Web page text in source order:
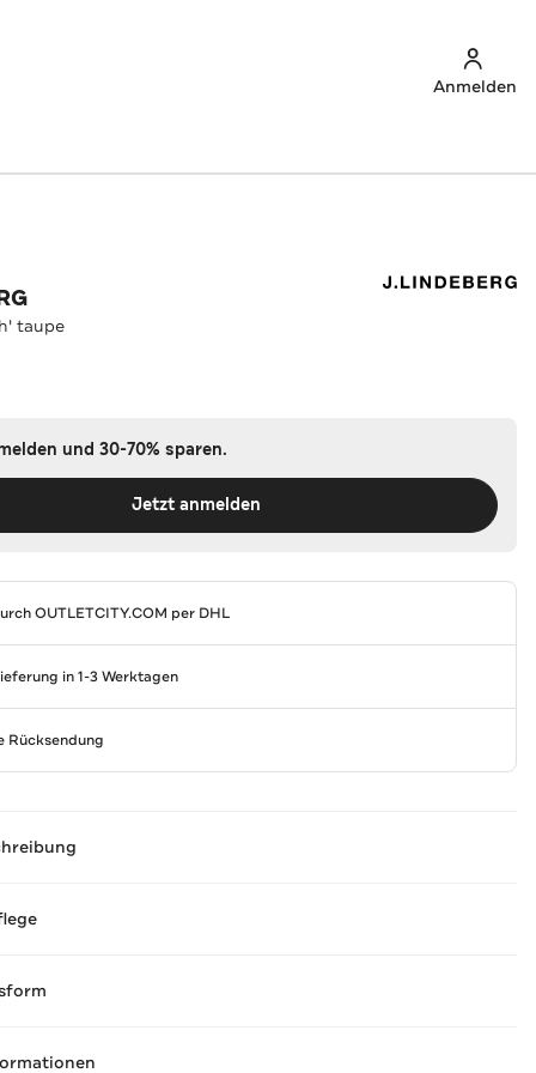
Anmelden
taupe
und 30-70% sparen.
Jetzt anmelden
OUTLETCITY.COM per DHL
in 1-3 Werktagen
Rücksendung